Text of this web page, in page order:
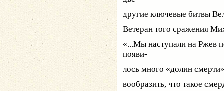
другие ключевые битвы
Ветеран того сражения
«...Мы наступали на Ржев
появи-
лось много «долин
вообразить, что такое